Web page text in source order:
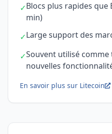
✓Blocs plus rapides que
min)
✓Large support des
✓Souvent utilisé
nouvelles
En savoir plus sur Litecoin